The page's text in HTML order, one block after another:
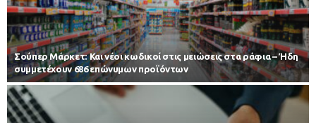
Σούπερ Μάρκετ: Και νέοι κωδικοί στις μειώσεις στα ράφια – Ήδη
συμμετέχουν 686 επώνυμων προϊόντων